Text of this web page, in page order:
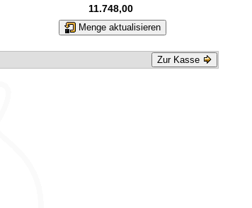
11.748,00
Menge aktualisieren
Zur Kasse